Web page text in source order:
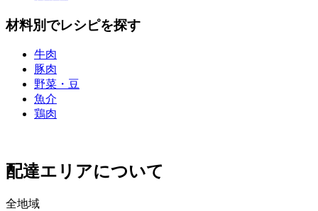
材料別でレシピを探す
牛肉
豚肉
野菜・豆
魚介
鶏肉
配達エリアについて
全地域